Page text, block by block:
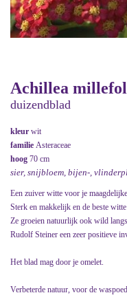
Achillea
duizendblad
kleur wit
familie Asteraceae
hoog 70 cm
sier, snijbloem, bijen-,
Een zuiver witte voor je
Sterk en makkelijk en de beste
Ze groeien natuurlijk ook wild
Rudolf Steiner een zeer positieve
Het blad mag door je omelet.
Verbeterde natuur, voor de